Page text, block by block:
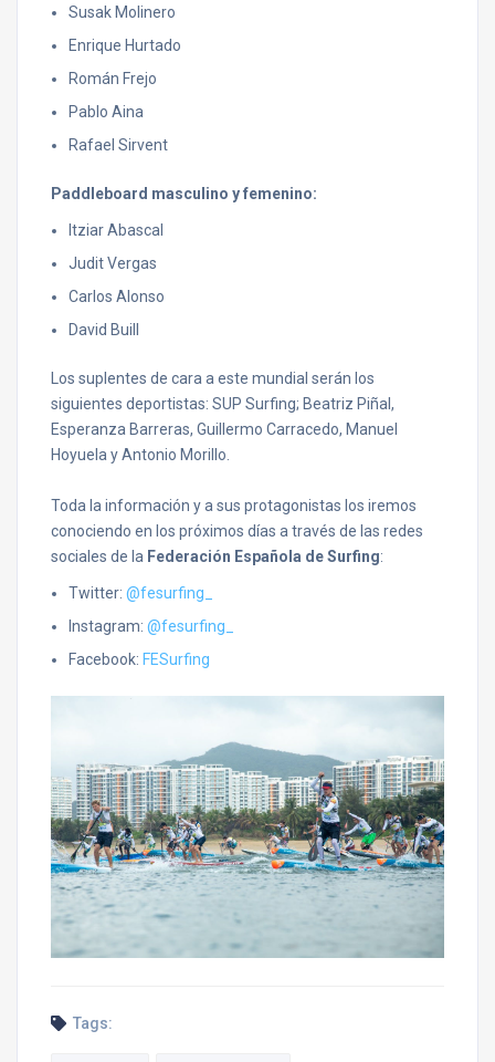
Susak Molinero
Enrique Hurtado
Román Frejo
Pablo Aina
Rafael Sirvent
Paddleboard masculino y femenino:
Itziar Abascal
Judit Vergas
Carlos Alonso
David Buill
Los suplentes de cara a este mundial serán los
siguientes deportistas: SUP Surfing; Beatriz Piñal,
Esperanza Barreras, Guillermo Carracedo, Manuel
Hoyuela y Antonio Morillo.
Toda la información y a sus protagonistas los iremos
conociendo en los próximos días a través de las redes
sociales de la Federación Española de Surfing:
Twitter: @fesurfing_
Instagram: @fesurfing_
Facebook: FESurfing
Tags: